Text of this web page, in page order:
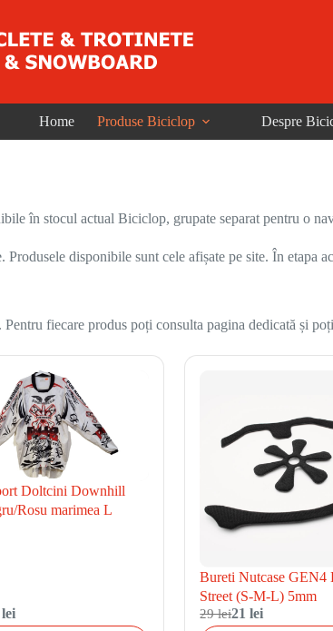
Home Produse Biciclop Despre
în stocul actual Biciclop, grupate separat pentru o
disponibile sunt cele afișate pe site. În etapa
fiecare produs poți consulta pagina dedicată și
Doltcini Downhill
Rosu marimea L
Bureti Nutcase
Street (S-M-L) 5mm
29 lei21 lei